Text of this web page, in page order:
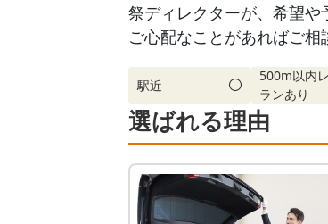
祭ディレクターが、希望
ご心配なことがあればご相
駅近
500m以内
ランあり
選ばれる理由